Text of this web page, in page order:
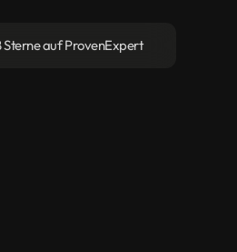
Sterne auf ProvenExpert